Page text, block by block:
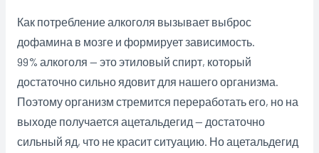
Как потребление алкоголя вызывает выброс
дофамина в мозге и формирует зависимость.
99% алкоголя — это этиловый спирт, который
достаточно сильно ядовит для нашего организма.
Поэтому организм стремится переработать его, но на
выходе получается ацетальдегид — достаточно
сильный яд, что не красит ситуацию. Но ацетальдегид